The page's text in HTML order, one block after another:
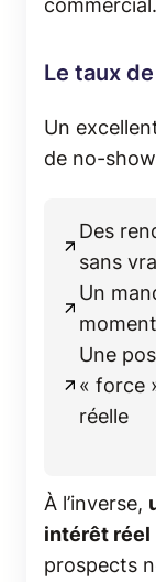
commercial.
Le taux
Un
de no-
Des
sans
Un
Une
« force
réelle
À l’inverse,
intérêt réel
prospects